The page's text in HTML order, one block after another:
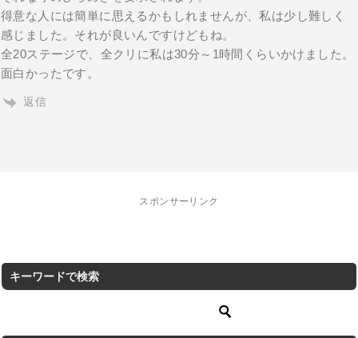
得意な人には簡単に思えるかもしれませんが、私は少し難しく
感じました。それが良いんですけどもね。
全20ステージで、全クリに私は30分～1時間くらいかけました。
面白かったです。
返信
スポンサーリンク
キーワードで検索